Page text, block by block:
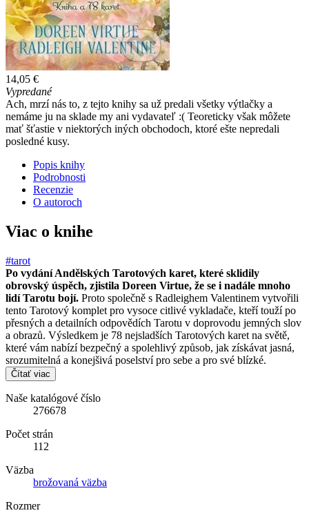
14,05 €
Vypredané
Ach, mrzí nás to, z tejto knihy sa už predali všetky výtlačky a
nemáme ju na sklade my ani vydavateľ :( Teoreticky však môžete
mať šťastie v niektorých iných obchodoch, ktoré ešte nepredali
posledné kusy.
Popis knihy
Podrobnosti
Recenzie
O autoroch
Viac o knihe
#tarot
Po vydání Andělských Tarotových karet, které sklidily
obrovský úspěch, zjistila Doreen Virtue, že se i nadále mnoho
lidí Tarotu bojí. Proto společně s Radleighem Valentinem vytvořili
tento Tarotový komplet pro vysoce citlivé vykladače, kteří touží po
přesných a detailních odpovědích Tarotu v doprovodu jemných slov
a obrazů. Výsledkem je 78 nejsladších Tarotových karet na světě,
které vám nabízí bezpečný a spolehlivý způsob, jak získávat jasná,
srozumitelná a konejšivá poselství pro sebe a pro své blízké.
Čítať viac
Naše katalógové číslo
276678
Počet strán
112
Väzba
brožovaná väzba
Rozmer